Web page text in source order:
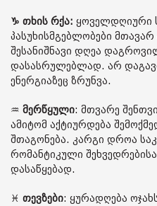
♑️ თხის რქა: ყოველდღიური
პასუხისმგებლობები
შესანიშნავი დღეა
დასასრულებლად. არ
ენერგიაზეც ზრუნვა.
♒️ მერწყული: მთვარე
ამიტომ აქტიურდება
შთაგონება. კარგი დროა
რომანტიკული
დასაწყებად.
♓️ თევზები: ყურადღება